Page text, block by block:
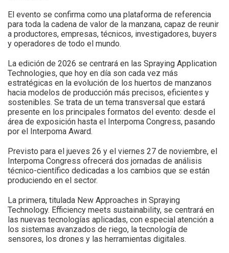
El evento se confirma como una plataforma de referencia
para toda la cadena de valor de la manzana, capaz de reunir
a productores, empresas, técnicos, investigadores, buyers
y operadores de todo el mundo.
La edición de 2026 se centrará en las Spraying Application
Technologies, que hoy en día son cada vez más
estratégicas en la evolución de los huertos de manzanos
hacia modelos de producción más precisos, eficientes y
sostenibles. Se trata de un tema transversal que estará
presente en los principales formatos del evento: desde el
área de exposición hasta el Interpoma Congress, pasando
por el Interpoma Award.
Previsto para el jueves 26 y el viernes 27 de noviembre, el
Interpoma Congress ofrecerá dos jornadas de análisis
técnico-científico dedicadas a los cambios que se están
produciendo en el sector.
La primera, titulada New Approaches in Spraying
Technology. Efficiency meets sustainability, se centrará en
las nuevas tecnologías aplicadas, con especial atención a
los sistemas avanzados de riego, la tecnología de
sensores, los drones y las herramientas digitales.